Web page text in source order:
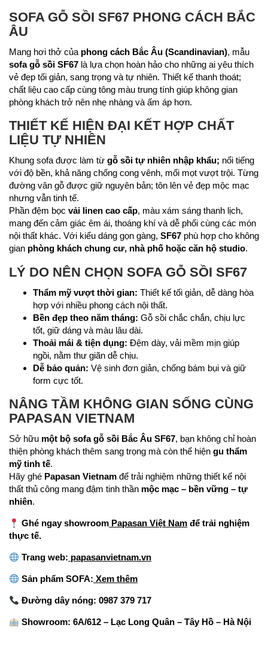
SOFA GỖ SỒI SF67 PHONG CÁCH BẮC
ÂU
Mang hơi thở của phong cách Bắc Âu (Scandinavian), mẫu
sofa gỗ sồi SF67 là lựa chọn hoàn hảo cho những ai yêu thích
vẻ đẹp tối giản, sang trọng và tự nhiên. Thiết kế thanh thoát;
chất liệu cao cấp cùng tông màu trung tính giúp không gian
phòng khách trở nên nhẹ nhàng và ấm áp hơn.
THIẾT KẾ HIỆN ĐẠI KẾT HỢP CHẤT
LIỆU TỰ NHIÊN
Khung sofa được làm từ gỗ sồi tự nhiên nhập khẩu; nổi tiếng
với độ bền, khả năng chống cong vênh, mối mọt vượt trội. Từng
đường vân gỗ được giữ nguyên bản; tôn lên vẻ đẹp mộc mạc
nhưng vẫn tinh tế.
Phần đệm bọc vải linen cao cấp, màu xám sáng thanh lịch,
mang đến cảm giác êm ái, thoáng khí và dễ phối cùng các món
nội thất khác. Với kiểu dáng gọn gàng, SF67 phù hợp cho không
gian phòng khách chung cư, nhà phố hoặc căn hộ studio.
LÝ DO NÊN CHỌN SOFA GỖ SỒI SF67
Thẩm mỹ vượt thời gian: Thiết kế tối giản, dễ dàng hòa
hợp với nhiều phong cách nội thất.
Bền đẹp theo năm tháng: Gỗ sồi chắc chắn, chịu lực
tốt, giữ dáng và màu lâu dài.
Thoải mái & tiện dụng: Đệm dày, vải mềm mịn giúp
ngồi, nằm thư giãn dễ chịu.
Dễ bảo quản: Vệ sinh đơn giản, chống bám bụi và giữ
form cực tốt.
NÂNG TẦM KHÔNG GIAN SỐNG CÙNG
PAPASAN VIETNAM
Sở hữu một bộ sofa gỗ sồi Bắc Âu SF67, bạn không chỉ hoàn
thiện phòng khách thêm sang trọng mà còn thể hiện gu thẩm
mỹ tinh tế.
Hãy ghé Papasan Vietnam để trải nghiệm những thiết kế nội
thất thủ công mang đậm tinh thần mộc mạc – bền vững – tự
nhiên.
Ghé ngay showroom Papasan Việt Nam để trải nghiệm
thực tế.
Trang web: papasanvietnam.vn
Sản phẩm SOFA: Xem thêm
Đường dây nóng: 0987 379 717
Showroom: 6A/612 – Lạc Long Quân – Tây Hồ – Hà Nội